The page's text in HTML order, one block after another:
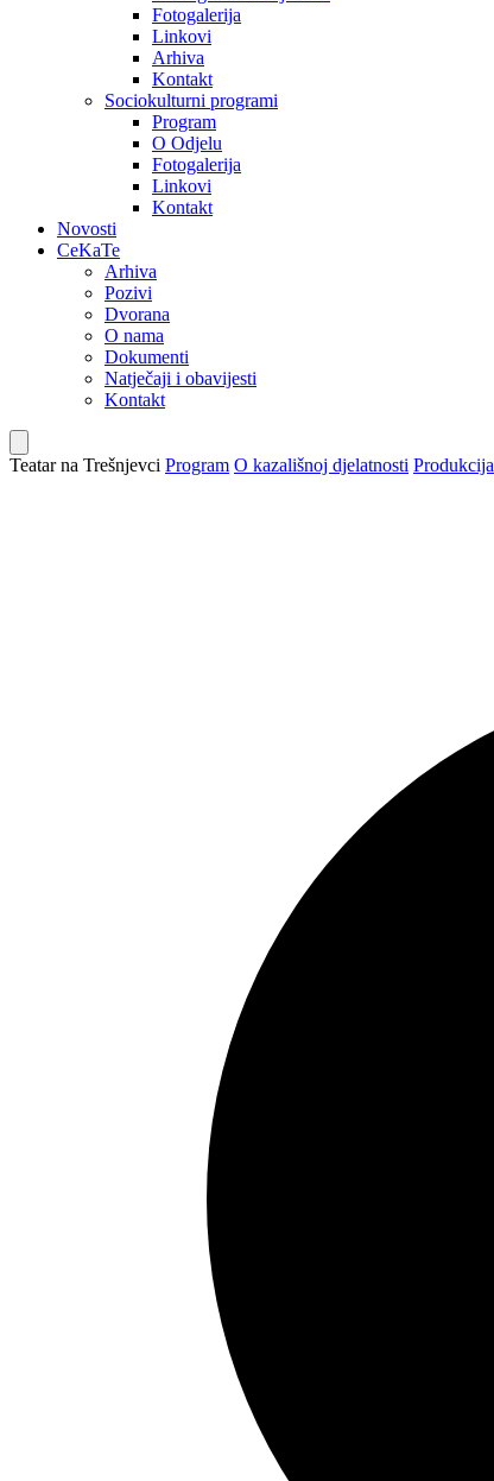
Fotogalerija
Linkovi
Arhiva
Kontakt
Sociokulturni programi
Program
O Odjelu
Fotogalerija
Linkovi
Kontakt
Novosti
CeKaTe
Arhiva
Pozivi
Dvorana
O nama
Dokumenti
Natječaji i obavijesti
Kontakt
Teatar na Trešnjevci Program O kazališnoj djelatnosti Produkcija